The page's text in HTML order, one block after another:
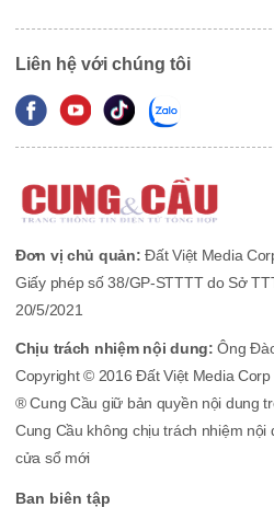
Liên hệ với chúng tôi
Đơn vị chủ quản: Đất Việt Media
Giấy phép số 38/GP-STTTT do Sở
20/5/2021
Chịu trách nhiệm nội dung:Ông
Copyright © 2016 Đất Việt Media Corp
® Cung Cầu giữ bản quyền nội dung
Cung Cầu không chịu trách nhiệm
cửa sổ mới
Ban biên tập